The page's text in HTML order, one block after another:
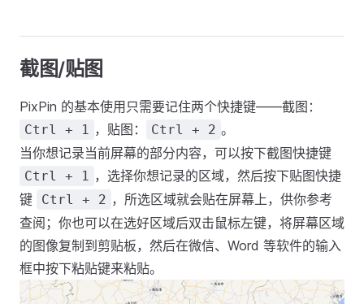
截图/贴图
PixPin 的基本使用只需要记住两个快捷键——截图：
Ctrl + 1 ，贴图： Ctrl + 2 。
当你想记录当前屏幕的部分内容，可以按下截图快捷键
Ctrl + 1 ，选择你想记录的区域，然后按下贴图快捷
键
Ctrl + 2 ，所选区域就会贴在屏幕上，供你参考
查阅；你也可以在选好区域后双击鼠标左键，将屏幕区域
的图像复制到剪贴板，然后在微信、Word 等软件的输入
框中按下粘贴键来粘贴。